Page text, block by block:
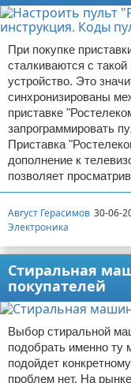
При покупке
сталкиваются с
устройство. Это
синхронизированы
приставке
запрограммировать
Приставка
дополнение к
позволяет
Август Герасимов 30-06-
Электроника
Стиральная
покупателей
Выбор стиральной
подобрать именно ту
подойдет
проблем нет. На